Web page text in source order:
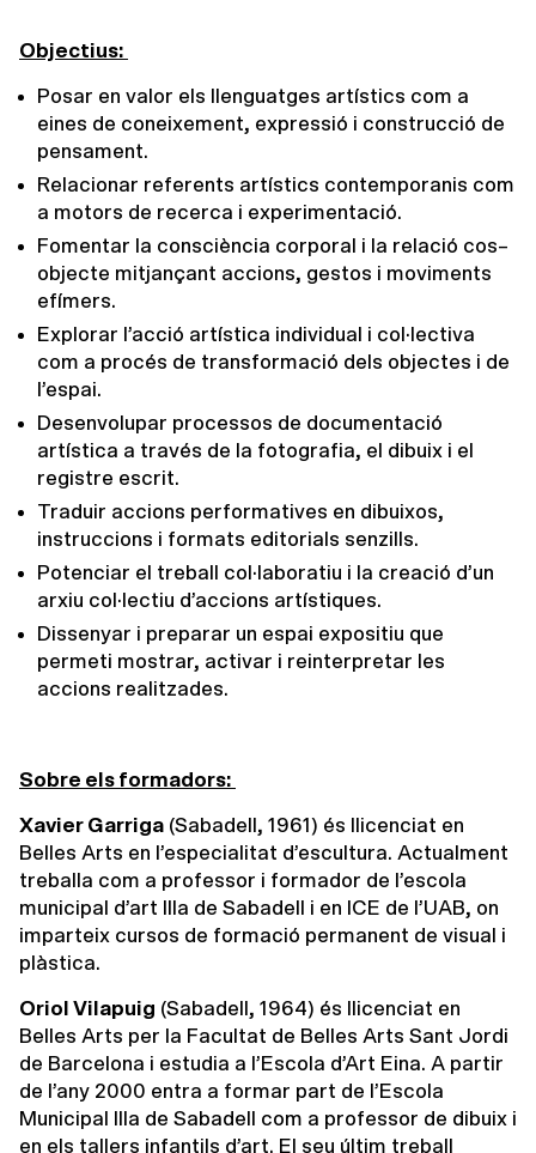
Objectius:
Posar en valor els llenguatges artístics com a
eines de coneixement, expressió i construcció de
pensament.
Relacionar referents artístics contemporanis com
a motors de recerca i experimentació.
Fomentar la consciència corporal i la relació cos–
objecte mitjançant accions, gestos i moviments
efímers.
Explorar l’acció artística individual i col·lectiva
com a procés de transformació dels objectes i de
l’espai.
Desenvolupar processos de documentació
artística a través de la fotografia, el dibuix i el
registre escrit.
Traduir accions performatives en dibuixos,
instruccions i formats editorials senzills.
Potenciar el treball col·laboratiu i la creació d’un
arxiu col·lectiu d’accions artístiques.
Dissenyar i preparar un espai expositiu que
permeti mostrar, activar i reinterpretar les
accions realitzades.
Sobre els formadors:
Xavier Garriga (Sabadell, 1961) és llicenciat en
Belles Arts en l’especialitat d’escultura. Actualment
treballa com a professor i formador de l’escola
municipal d’art Illa de Sabadell i en ICE de l’UAB, on
imparteix cursos de formació permanent de visual i
plàstica.
Oriol Vilapuig (Sabadell, 1964) és llicenciat en
Belles Arts per la Facultat de Belles Arts Sant Jordi
de Barcelona i estudia a l’Escola d’Art Eina. A partir
de l’any 2000 entra a formar part de l’Escola
Municipal Illa de Sabadell com a professor de dibuix i
en els tallers infantils d’art. El seu últim treball